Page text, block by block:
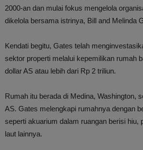
2000-an dan mulai fokus mengelola
dikelola bersama istrinya, Bill and Melinda
Kendati begitu, Gates telah
sektor properti melalui kepemilikan rumah
dollar AS atau lebih dari Rp 2 triliun.
Rumah itu berada di Medina, Washington,
AS. Gates melengkapi rumahnya dengan
seperti akuarium dalam ruangan berisi hiu,
laut lainnya.